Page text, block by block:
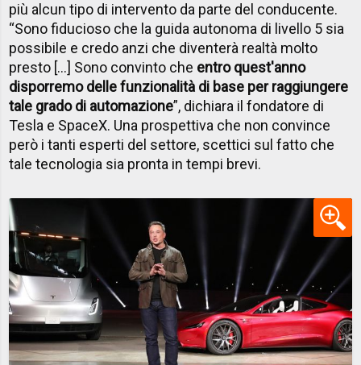
più alcun tipo di intervento da parte del conducente.
“Sono fiducioso che la guida autonoma di livello 5 sia
possibile e credo anzi che diventerà realtà molto
presto […] Sono convinto che entro quest'anno
disporremo delle funzionalità di base per raggiungere
tale grado di automazione”, dichiara il fondatore di
Tesla e SpaceX. Una prospettiva che non convince
però i tanti esperti del settore, scettici sul fatto che
tale tecnologia sia pronta in tempi brevi.